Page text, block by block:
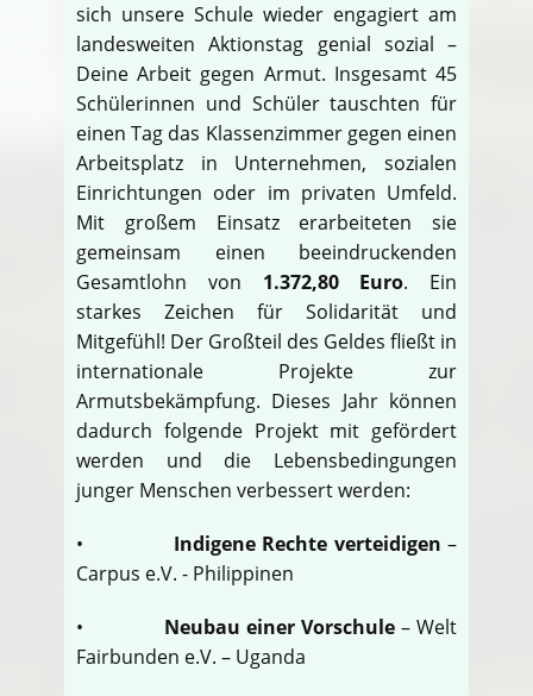
sich unsere Schule wieder engagiert am
landesweiten Aktionstag genial sozial –
Deine Arbeit gegen Armut. Insgesamt 45
Schülerinnen und Schüler tauschten für
einen Tag das Klassenzimmer gegen einen
Arbeitsplatz in Unternehmen, sozialen
Einrichtungen oder im privaten Umfeld.
Mit großem Einsatz erarbeiteten sie
gemeinsam einen beeindruckenden
Gesamtlohn von 1.372,80 Euro. Ein
starkes Zeichen für Solidarität und
Mitgefühl! Der Großteil des Geldes fließt in
internationale Projekte zur
Armutsbekämpfung. Dieses Jahr können
dadurch folgende Projekt mit gefördert
werden und die Lebensbedingungen
junger Menschen verbessert werden:
• Indigene Rechte verteidigen –
Carpus e.V. - Philippinen
• Neubau einer Vorschule – Welt
Fairbunden e.V. – Uganda